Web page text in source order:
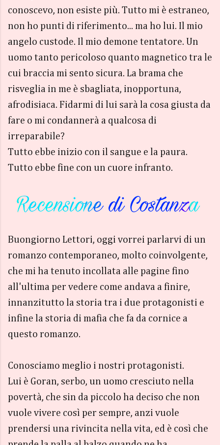
conoscevo, non esiste più. Tutto mi è estraneo,
non ho punti di riferimento... ma ho lui. Il mio
angelo custode. Il mio demone tentatore. Un
uomo tanto pericoloso quanto magnetico tra le
cui braccia mi sento sicura. La brama che
risveglia in me è sbagliata, inopportuna,
afrodisiaca. Fidarmi di lui sarà la cosa giusta da
fare o mi condannerà a qualcosa di
irreparabile?
Tutto ebbe inizio con il sangue e la paura.
Tutto ebbe fine con un cuore infranto.
Buongiorno Lettori, oggi vorrei parlarvi di un
romanzo contemporaneo, molto coinvolgente,
che mi ha tenuto incollata alle pagine fino
all'ultima per vedere come andava a finire,
innanzitutto la storia tra i due protagonisti e
infine la storia di mafia che fa da cornice a
questo romanzo.
Conosciamo meglio i nostri protagonisti.
Lui è Goran, serbo, un uomo cresciuto nella
povertà, che sin da piccolo ha deciso che non
vuole vivere così per sempre, anzi vuole
prendersi una rivincita nella vita, ed è così che